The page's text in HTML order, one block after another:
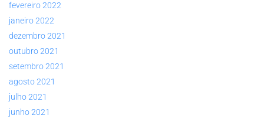
fevereiro 2022
janeiro 2022
dezembro 2021
outubro 2021
setembro 2021
agosto 2021
julho 2021
junho 2021